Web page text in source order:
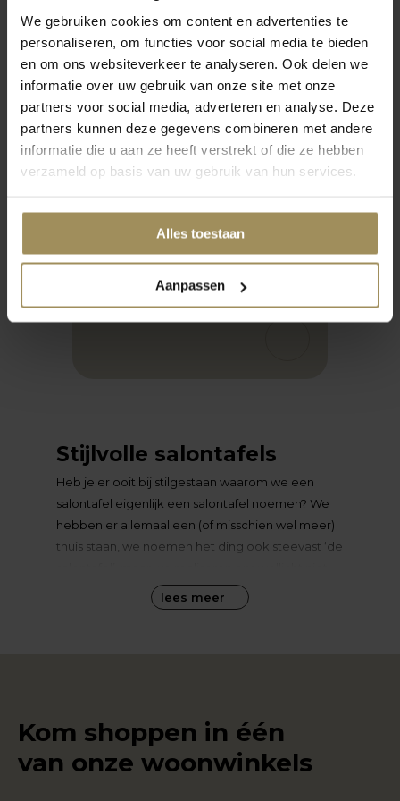
We gebruiken cookies om content en advertenties te
personaliseren, om functies voor social media te bieden
en om ons websiteverkeer te analyseren. Ook delen we
informatie over uw gebruik van onze site met onze
partners voor social media, adverteren en analyse. Deze
partners kunnen deze gegevens combineren met andere
informatie die u aan ze heeft verstrekt of die ze hebben
verzameld op basis van uw gebruik van hun services.
Alles toestaan
Aanpassen
augustus 2025
natuursteen(look)
Stijlvolle salontafels
Heb je er ooit bij stilgestaan waarom we een
salontafel eigenlijk een salontafel noemen? We
hebben er allemaal een (of misschien wel meer)
thuis staan, we noemen het ding ook steevast ‘de
waar dat woordje ‘salon’ op slaat. Het is geleend
uit het Frans; ‘le salon’ betekent ‘woonkamer’. In
cultuur of kunsten kunnen we ook nu nog
genieten in onze woonkamers, al komen muziek
en teksten dan meestal via de televisie tot ons. In
lees meer
Kom shoppen in één
van onze woonwinkels